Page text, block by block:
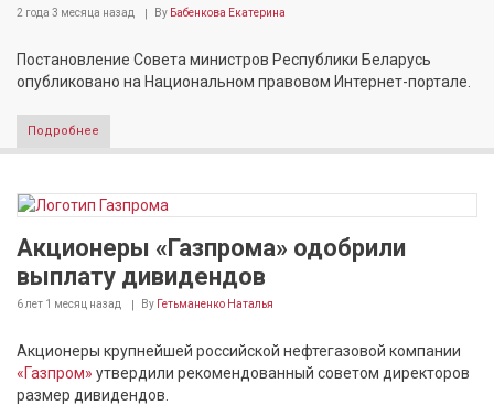
2 года 3 месяца назад By Бабенкова Екатерина
Постановление Совета министров Республики Беларусь
опубликовано на Национальном правовом Интернет-портале.
Подробнее
Акционеры «Газпрома» одобрили
выплату дивидендов
6 лет 1 месяц назад By Гетьманенко Наталья
Акционеры крупнейшей российской нефтегазовой компании
«Газпром» утвердили рекомендованный советом директоров
размер дивидендов.